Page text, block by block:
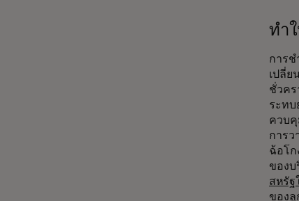
ทำ
การ
เปลี่ย
ชั่วคร
ระทบ
ควบคุ
การว
ฉ้อโก
ของบ
สหรัฐ
ของลู